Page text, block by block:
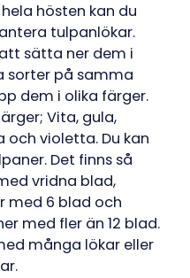
hösten kan du
tulpanlökar.
sätta ner dem i
sorter på samma
dem i olika färger.
Vita, gula,
och violetta. Du kan
Det finns så
vridna blad,
med 6 blad och
med fler än 12 blad.
många lökar eller